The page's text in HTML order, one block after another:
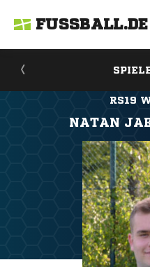
FUSSBALL.DE
RS19
NATAN